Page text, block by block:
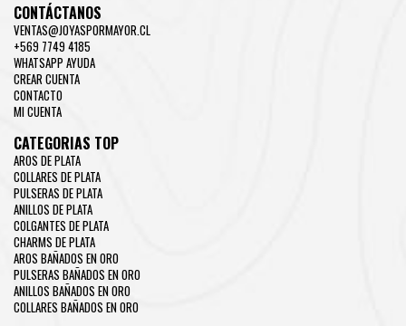
CONTÁCTANOS
VENTAS@JOYASPORMAYOR.CL
+569 7749 4185
WHATSAPP AYUDA
CREAR CUENTA
CONTACTO
MI CUENTA
CATEGORIAS TOP
AROS DE PLATA
COLLARES DE PLATA
PULSERAS DE PLATA
ANILLOS DE PLATA
COLGANTES DE PLATA
CHARMS DE PLATA
AROS BAÑADOS EN ORO
PULSERAS BAÑADOS EN ORO
ANILLOS BAÑADOS EN ORO
COLLARES BAÑADOS EN ORO